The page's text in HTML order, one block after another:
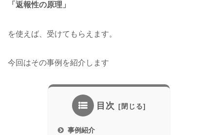
「返報性の原理」
を使えば、受けてもらえます。
今回はその事例を紹介します
目次
事例紹介